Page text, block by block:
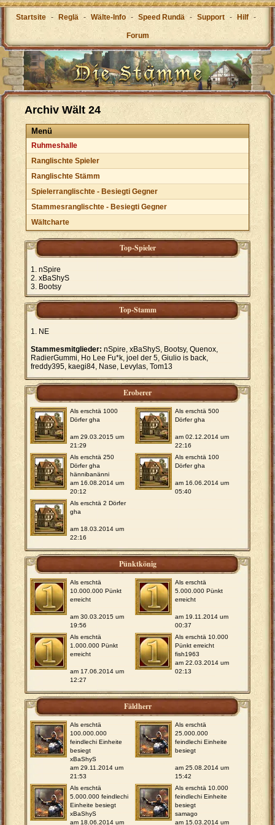
Startsite - Reglä - Wälte-Info - Speed Rundä - Support - Hilf -
Forum
Archiv Wält 24
Menü
Ruhmeshalle
Ranglischte Spieler
Ranglischte Stämm
Spielerranglischte - Besiegti Gegner
Stammesranglischte - Besiegti Gegner
Wältcharte
Top-Spieler
nSpire
xBaShyS
Bootsy
Top-Stamm
NE
Stammesmitglieder: nSpire, xBaShyS, Bootsy, Quenox,
RadierGummi, Ho Lee Fu*k, joel der 5, Giulio is back,
freddy395, kaegi84, Nase, Levylas, Tom13
Eroberer
Als erschtä 1000
Dörfer gha
am 29.03.2015 um
21:29
Als erschtä 500
Dörfer gha
am 02.12.2014 um
22:16
Als erschtä 250
Dörfer gha
hännibanänni
am 16.08.2014 um
20:12
Als erschtä 100
Dörfer gha
am 16.06.2014 um
05:40
Als erschtä 2 Dörfer
gha
am 18.03.2014 um
22:16
Pünktkönig
Als erschtä
10.000.000 Pünkt
erreicht
am 30.03.2015 um
19:56
Als erschtä
5.000.000 Pünkt
erreicht
am 19.11.2014 um
00:37
Als erschtä
1.000.000 Pünkt
erreicht
am 17.06.2014 um
12:27
Als erschtä 10.000
Pünkt erreicht
fish1963
am 22.03.2014 um
02:13
Fäldherr
Als erschtä
100.000.000
feindlechi Einheite
besiegt
xBaShyS
am 29.11.2014 um
21:53
Als erschtä
25.000.000
feindlechi Einheite
besiegt
am 25.08.2014 um
15:42
Als erschtä
5.000.000 feindlechi
Einheite besiegt
xBaShyS
am 18.06.2014 um
Als erschtä 10.000
feindlechi Einheite
besiegt
samago
am 15.03.2014 um